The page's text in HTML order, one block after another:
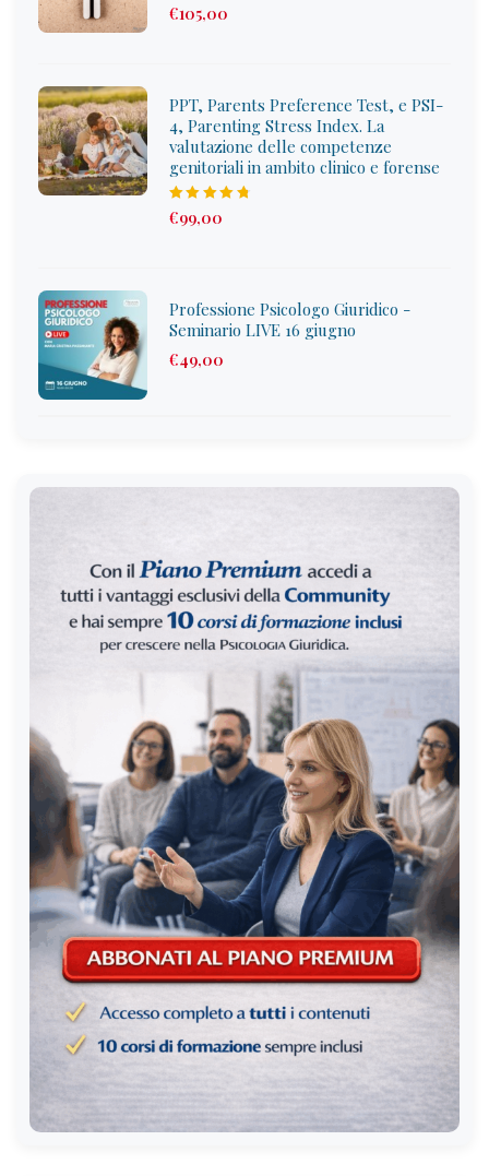
Rated
4.00out
€105,00
PPT, Parents Preference Test, e PSI-
4, Parenting Stress Index. La
valutazione delle competenze
genitoriali in ambito clinico e forense
Rated
4.67out
€99,00
Professione Psicologo Giuridico -
Seminario LIVE 16 giugno
€49,00